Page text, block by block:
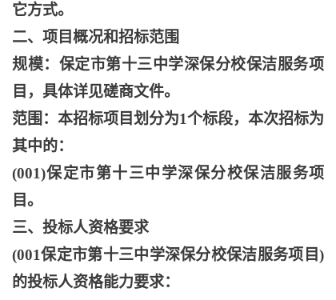
它方式。
二、项目概况和招标范围
规模：保定市第十三中学深保分校保洁服务项
目，具体详见磋商文件。
范围：本招标项目划分为1个标段，本次招标为
其中的：
(001)保定市第十三中学深保分校保洁服务项
目。
三、投标人资格要求
(001保定市第十三中学深保分校保洁服务项目)
的投标人资格能力要求：